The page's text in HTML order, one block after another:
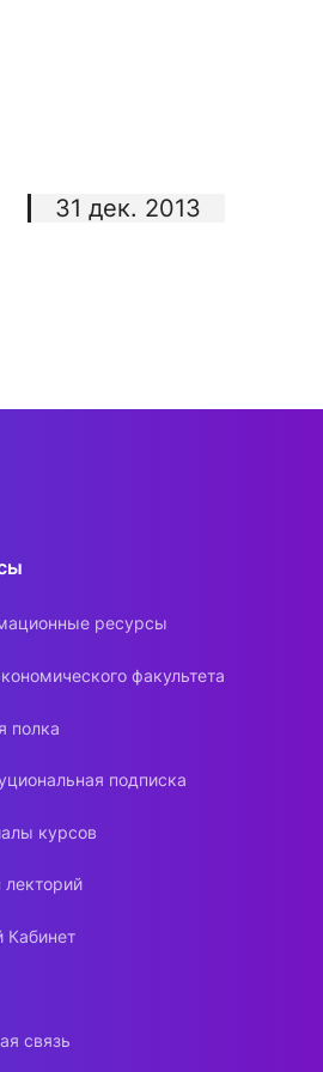
31 дек. 2013
ресурсы
факультета
полка
подписка
курсов
лекторий
Кабинет
связь